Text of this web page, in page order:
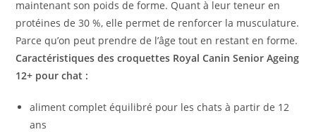
maintenant son poids de forme. Quant à leur teneur en
protéines de 30 %, elle permet de renforcer la musculature.
Parce qu’on peut prendre de l’âge tout en restant en forme.
Caractéristiques des croquettes Royal Canin Senior Ageing
12+ pour chat :
aliment complet équilibré pour les chats à partir de 12
ans